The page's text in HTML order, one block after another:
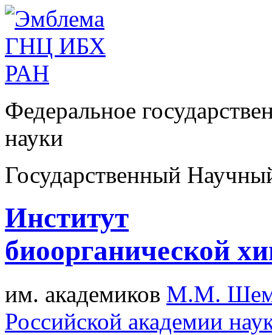
Федеральное
науки
Государственный
Институт
биоорганической
им. академиков М.М.
Российской академии